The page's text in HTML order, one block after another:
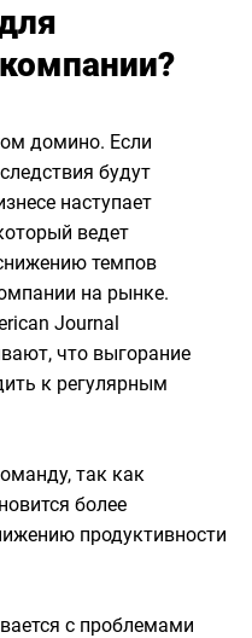
домино. Если
будут
наступает
ведет
темпов
на рынке.
Journal
что выгорание
к регулярным
так как
более
продуктивности
с проблемами